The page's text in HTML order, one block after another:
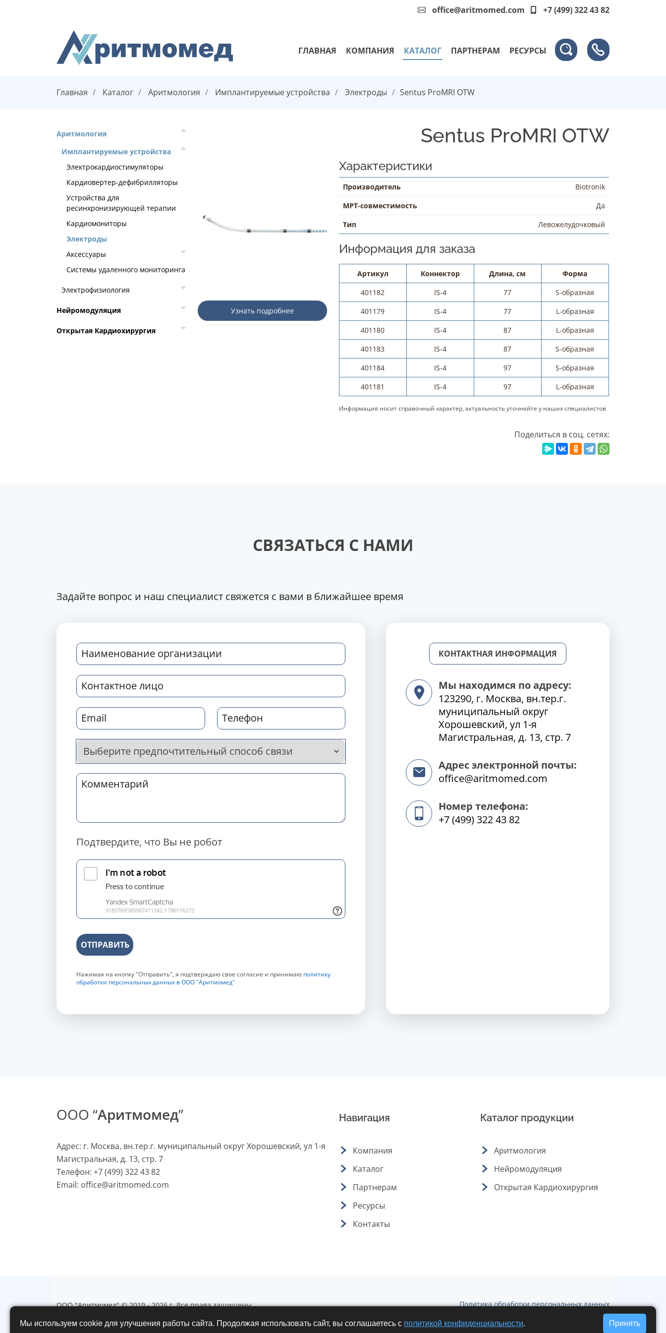
office@aritmomed.com +7 (499) 322 43 82
ГЛАВНАЯ КОМПАНИЯ КАТАЛОГ ПАРТНЕРАМ РЕСУРСЫ
Главная Каталог Аритмология Имплантируемые устройства Электроды Sentus ProMRI OTW
Аритмология
Имплантируемые устройства
Электрокардиостимуляторы
Кардиовертер-дефибрилляторы
Устройства для
ресинхронизирующей терапии
Кардиомониторы
Электроды
Аксессуары
Системы удаленного мониторинга
Электрофизиология
Нейромодуляция
Открытая Кардиохирургия
Sentus ProMRI OTW
Узнать подробнее
Характеристики
Производитель
Biotronik
МРТ-совместимость
Да
Тип
Левожелудочковый
Информация для заказа
Артикул Коннектор Длина, см
Форма
401182
IS-4 77
S-образная
401179
IS-4 77
L-образная
401180
IS-4 87
L-образная
401183
IS-4 87
S-образная
401184
IS-4 97
S-образная
401181
IS-4 97 L-образная
Информация носит справочный характер, актуальность уточняйте у наших специалистов
Поделиться в соц. сетях:
СВЯЗАТЬСЯ С НАМИ
Задайте вопрос и наш специалист свяжется с вами в ближайшее время
Подтвердите, что Вы не робот
ОТПРАВИТЬ
Нажимая на кнопку "Отправить", я подтверждаю свое согласие и принимаю политику
обработки персональных данных в ООО "Аритмомед"
КОНТАКТНАЯ ИНФОРМАЦИЯ
Мы находимся по адресу:
123290, г. Москва, вн.тер.г.
муниципальный округ
Хорошевский, ул 1-я
Магистральная, д. 13, стр. 7
Адрес электронной почты:
office@aritmomed.com
Номер телефона:
+7 (499) 322 43 82
ООО “Аритмомед”
Адрес: г. Москва, вн.тер.г. муниципальный округ Хорошевский, ул 1-я
Магистральная, д. 13, стр. 7
Телефон: +7 (499) 322 43 82
Email: office@aritmomed.com
Навигация
Компания
Каталог
Партнерам
Ресурсы
Контакты
Каталог продукции
Аритмология
Нейромодуляция
Открытая Кардиохирургия
ООО "Аритмомед" © 2019 - 2026 г. Все права защищены.
Использование любых материалов возможно только с письменного разрешения.
Политика обработки персональных данных
Политика конфеденциальности
Мы используем cookie для улучшения работы сайта. Продолжая использовать сайт, вы соглашаетесь с политикой конфиденциальности. Принять